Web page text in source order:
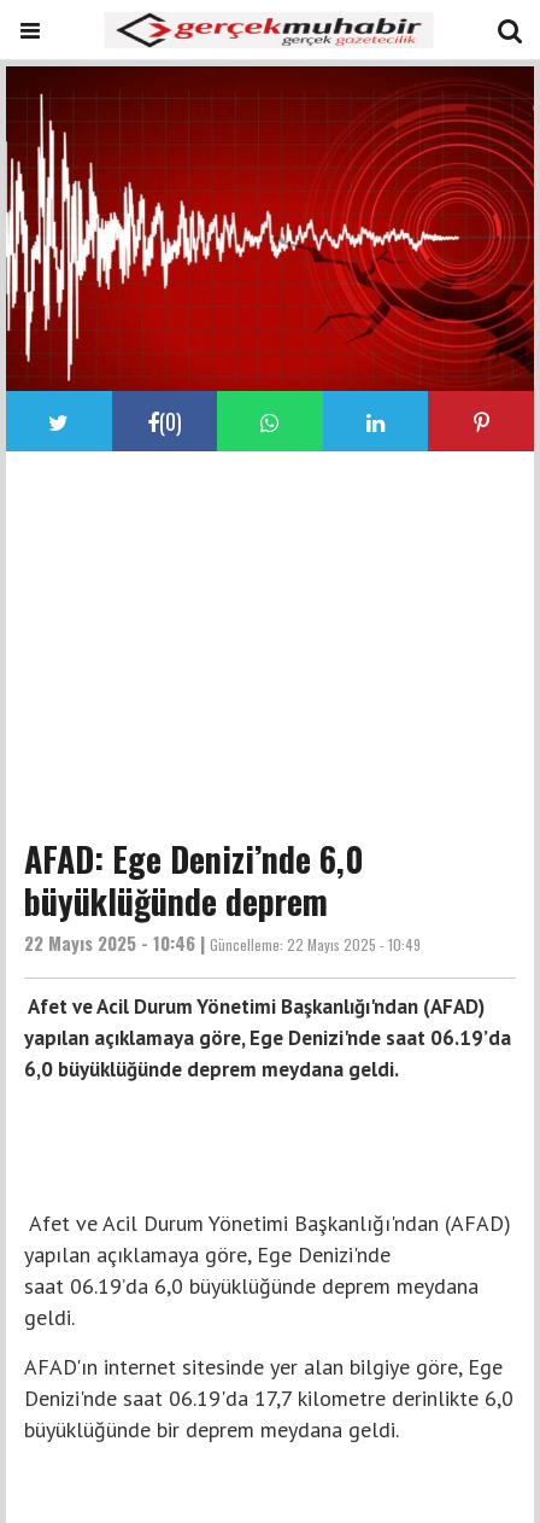
(0)
AFAD: Ege Denizi’nde 6,0
büyüklüğünde deprem
22 Mayıs 2025 - 10:46 | Güncelleme: 22 Mayıs 2025 - 10:49
Afet ve Acil Durum Yönetimi Başkanlığı'ndan (AFAD)
yapılan açıklamaya göre, Ege Denizi'nde saat 06.19’da
6,0 büyüklüğünde deprem meydana geldi.
Afet ve Acil Durum Yönetimi Başkanlığı'ndan (AFAD)
yapılan açıklamaya göre, Ege Denizi'nde
saat 06.19’da 6,0 büyüklüğünde deprem meydana
geldi.
AFAD'ın internet sitesinde yer alan bilgiye göre, Ege
Denizi'nde saat 06.19'da 17,7 kilometre derinlikte 6,0
büyüklüğünde bir deprem meydana geldi.